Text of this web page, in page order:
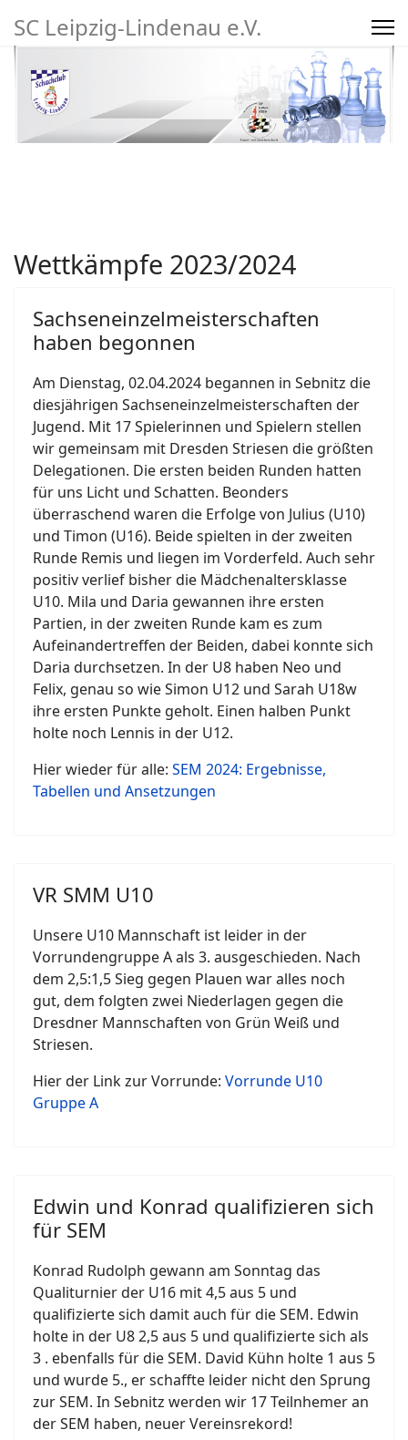
SC Leipzig-Lindenau e.V.
Vereinsleben/Turniere
Wettkämpfe 2023/2024
Sachseneinzelmeisterschaften
haben begonnen
Am Dienstag, 02.04.2024 begannen in Sebnitz die
diesjährigen Sachseneinzelmeisterschaften der
Jugend. Mit 17 Spielerinnen und Spielern stellen
wir gemeinsam mit Dresden Striesen die größten
Delegationen. Die ersten beiden Runden hatten
für uns Licht und Schatten. Beonders
überraschend waren die Erfolge von Julius (U10)
und Timon (U16). Beide spielten in der zweiten
Runde Remis und liegen im Vorderfeld. Auch sehr
positiv verlief bisher die Mädchenaltersklasse
U10. Mila und Daria gewannen ihre ersten
Partien, in der zweiten Runde kam es zum
Aufeinandertreffen der Beiden, dabei konnte sich
Daria durchsetzen. In der U8 haben Neo und
Felix, genau so wie Simon U12 und Sarah U18w
ihre ersten Punkte geholt. Einen halben Punkt
holte noch Lennis in der U12.
Hier wieder für alle: SEM 2024: Ergebnisse,
Tabellen und Ansetzungen
VR SMM U10
Unsere U10 Mannschaft ist leider in der
Vorrundengruppe A als 3. ausgeschieden. Nach
dem 2,5:1,5 Sieg gegen Plauen war alles noch
gut, dem folgten zwei Niederlagen gegen die
Dresdner Mannschaften von Grün Weiß und
Striesen.
Hier der Link zur Vorrunde: Vorrunde U10
Gruppe A
Edwin und Konrad qualifizieren sich
für SEM
Konrad Rudolph gewann am Sonntag das
Qualiturnier der U16 mit 4,5 aus 5 und
qualifizierte sich damit auch für die SEM. Edwin
holte in der U8 2,5 aus 5 und qualifizierte sich als
3 . ebenfalls für die SEM. David Kühn holte 1 aus 5
und wurde 5., er schaffte leider nicht den Sprung
zur SEM. In Sebnitz werden wir 17 Teilnhemer an
der SEM haben, neuer Vereinsrekord!